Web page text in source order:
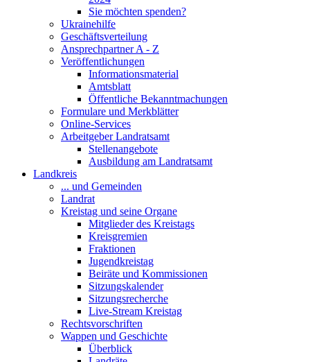
Sie möchten spenden?
Ukrainehilfe
Geschäftsverteilung
Ansprechpartner A - Z
Veröffentlichungen
Informationsmaterial
Amtsblatt
Öffentliche Bekanntmachungen
Formulare und Merkblätter
Online-Services
Arbeitgeber Landratsamt
Stellenangebote
Ausbildung am Landratsamt
Landkreis
... und Gemeinden
Landrat
Kreistag und seine Organe
Mitglieder des Kreistags
Kreisgremien
Fraktionen
Jugendkreistag
Beiräte und Kommissionen
Sitzungskalender
Sitzungsrecherche
Live-Stream Kreistag
Rechtsvorschriften
Wappen und Geschichte
Überblick